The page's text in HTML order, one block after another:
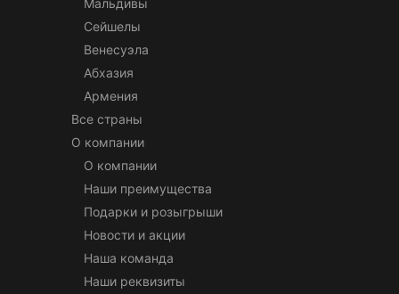
Сейшелы
Венесуэла
Абхазия
Армения
Все страны
О компании
О компании
Наши преимущества
Подарки и розыгрыши
Новости и акции
Наша команда
Наши реквизиты